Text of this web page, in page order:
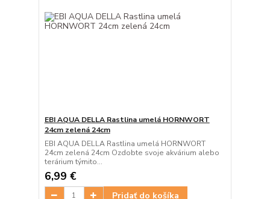
EBI AQUA DELLA Rastlina umelá HORNWORT
24cm zelená 24cm
EBI AQUA DELLA Rastlina umelá HORNWORT
24cm zelená 24cm Ozdobte svoje akvárium alebo
terárium týmito...
6,99 €
Pridať do košíka